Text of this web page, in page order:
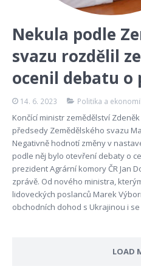
Nekula podle
svazu rozdělil
ocenil debatu o
14. 6. 2023 Politika a
Končící ministr zemědělství Zdeněk
předsedy Zemědělského svazu
Negativně hodnotí změny v
podle něj bylo otevření debaty o
prezident Agrární komory ČR Jan
zprávě. Od nového ministra,
lidoveckých poslanců Marek
obchodních dohod s Ukrajinou i se
LOAD